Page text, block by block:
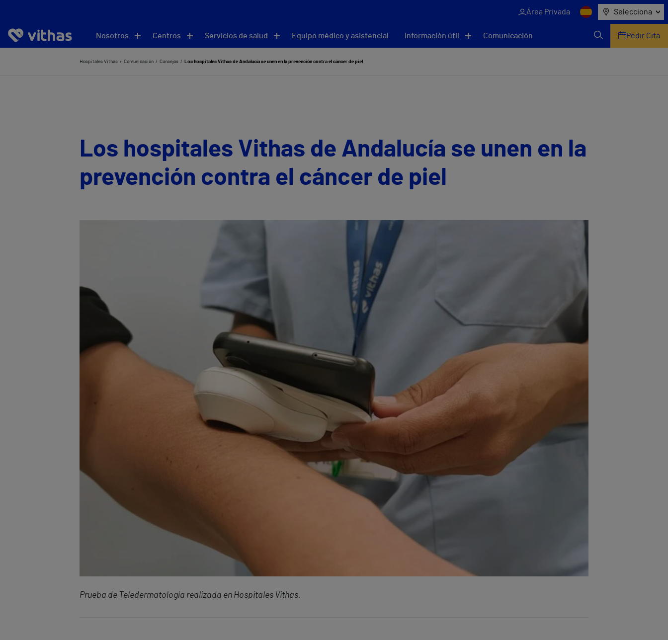
Área Privada Selecciona
Nosotros Centros Servicios de salud Equipo médico y asistencial Información útil Comunicación Pedir Cita
Hospitales Vithas Comunicación Consejos Los hospitales Vithas de Andalucía se unen en la prevención contra el cáncer de piel
Los hospitales Vithas de Andalucía se unen en la
prevención contra el cáncer de piel
Prueba de Teledermatología realizada en Hospitales Vithas.